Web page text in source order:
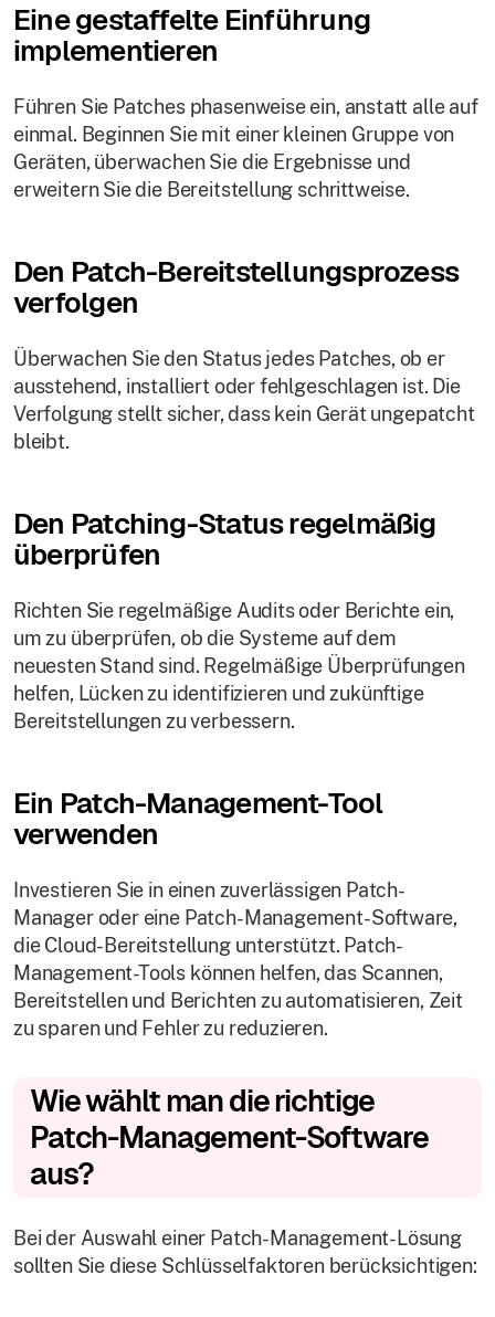
Eine gestaffelte Einführung
implementieren
Führen Sie Patches phasenweise ein, anstatt alle auf
einmal. Beginnen Sie mit einer kleinen Gruppe von
Geräten, überwachen Sie die Ergebnisse und
erweitern Sie die Bereitstellung schrittweise.
Den Patch-Bereitstellungsprozess
verfolgen
Überwachen Sie den Status jedes Patches, ob er
ausstehend, installiert oder fehlgeschlagen ist. Die
Verfolgung stellt sicher, dass kein Gerät ungepatcht
bleibt.
Den Patching-Status regelmäßig
überprüfen
Richten Sie regelmäßige Audits oder Berichte ein,
um zu überprüfen, ob die Systeme auf dem
neuesten Stand sind. Regelmäßige Überprüfungen
helfen, Lücken zu identifizieren und zukünftige
Bereitstellungen zu verbessern.
Ein Patch-Management-Tool
verwenden
Investieren Sie in einen zuverlässigen Patch-
Manager oder eine Patch-Management-Software,
die Cloud-Bereitstellung unterstützt. Patch-
Management-Tools können helfen, das Scannen,
Bereitstellen und Berichten zu automatisieren, Zeit
zu sparen und Fehler zu reduzieren.
Wie wählt man die richtige
Patch-Management-Software
aus?
Bei der Auswahl einer Patch-Management-Lösung
sollten Sie diese Schlüsselfaktoren berücksichtigen: